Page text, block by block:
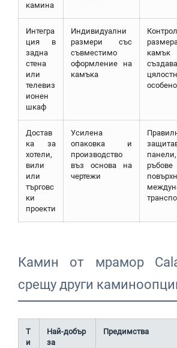
камина
Интегра
ция в
задна
стена
или
телевиз
ионен
шкаф
Индивидуални
размери със
съвместимо
оформление на
камъка
Достав
ка за
хотели,
вили
или
търговс
ки
проекти
Усилена
опаковка и
производство
въз основа на
чертежи
Камин от мрамор
срещу други
Т
и
Най-добър
за
Предимства